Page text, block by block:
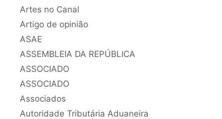
Artes no Canal
Artigo de opinião
ASAE
ASSEMBLEIA DA REPÚBLICA
ASSOCIADO
ASSOCIADO
Associados
Autoridade Tributária Aduaneira